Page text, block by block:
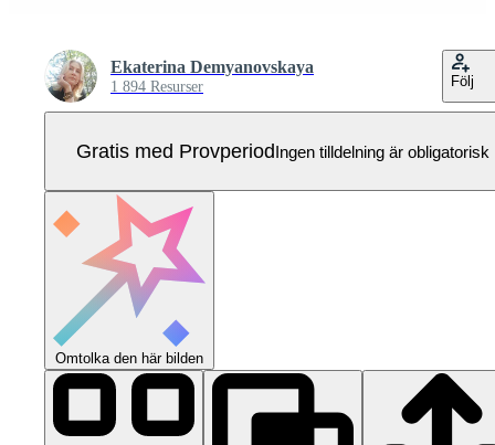
Ekaterina Demyanovskaya
1 894 Resurser Följ
Gratis med ProvperiodIngen tilldelning är obligatorisk
Omtolka den här bilden